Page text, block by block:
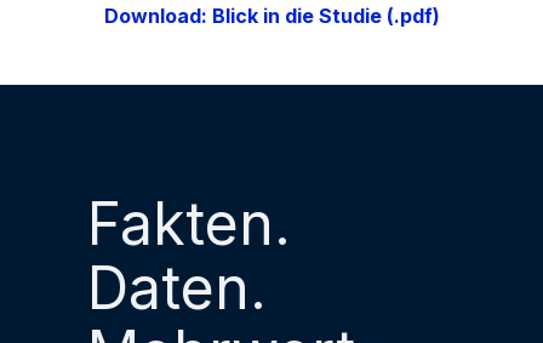
Download: Blick in die Studie (.pdf)
Fakten.
Daten.